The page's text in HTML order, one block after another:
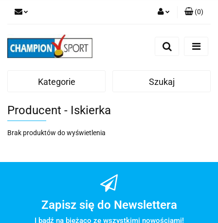
Zarejestruj się
(0)
Kategorie Szukaj
Producent - Iskierka
Brak produktów do wyświetlenia
Zapisz się do Newslettera
I bądź na bieżąco ze wszystkimi nowościami!